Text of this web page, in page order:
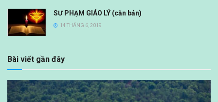
SƯ PHẠM GIÁO LÝ (căn bản)
14 THÁNG 6, 2019
Bài viết gần đây